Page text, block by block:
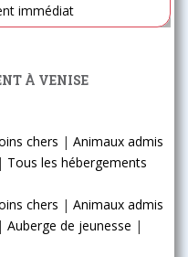
immédiat
À VENISE
chers | Animaux admis
| Tous les hébergements
chers | Animaux admis
| Auberge de jeunesse |